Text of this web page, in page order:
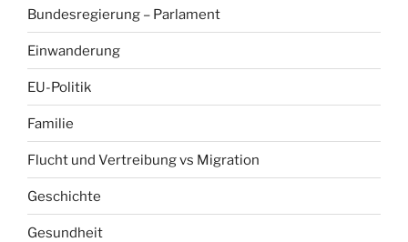
Bundesregierung – Parlament
Einwanderung
EU-Politik
Familie
Flucht und Vertreibung vs Migration
Geschichte
Gesundheit